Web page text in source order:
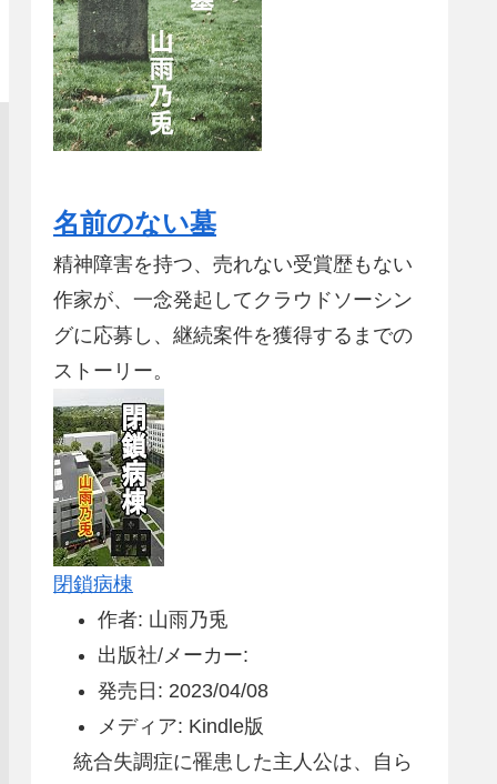
名前のない墓
精神障害を持つ、売れない受賞歴もない
作家が、一念発起してクラウドソーシン
グに応募し、継続案件を獲得するまでの
ストーリー。
閉鎖病棟
作者: 山雨乃兎
出版社/メーカー:
発売日: 2023/04/08
メディア: Kindle版
統合失調症に罹患した主人公は、自ら